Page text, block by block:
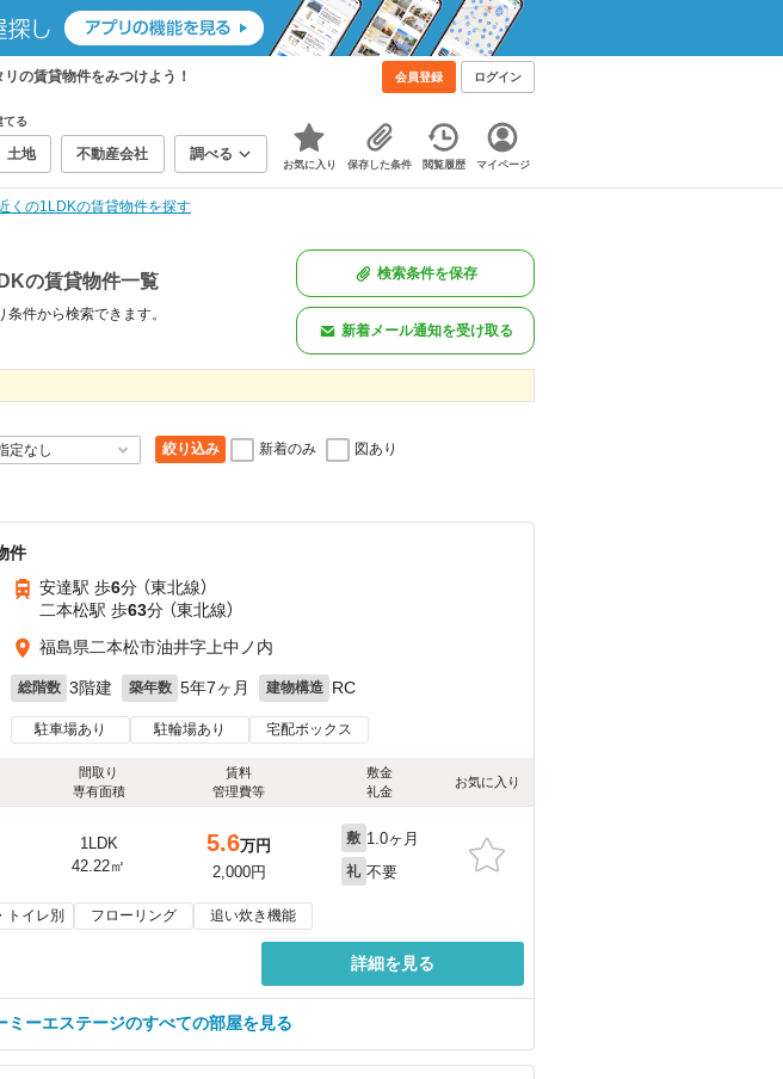
の賃貸物件をみつけよう！ 会員登録 ログイン
てる
土地 不動産会社 調べる
お気に入り 保存した条件 閲覧履歴 マイページ
くの1LDKの賃貸物件を探す
の賃貸物件一覧
件から検索できます。
検索条件を保存
新着メール通知を受け取る
絞り込み 新着のみ 図あり
件
安達駅 歩6分 （東北線）
二本松駅 歩63分 （東北線）
福島県二本松市油井字上中ノ内
総階数 3階建 築年数 5年7ヶ月 建物構造 RC
駐車場あり 駐輪場あり 宅配ボックス
間取り
専有面積
賃料
管理費等
敷金
礼金
お気に入り
1LDK
42.22㎡
5.6万円
2,000円
敷 1.0ヶ月
礼 不要
トイレ別 フローリング 追い炊き機能
詳細を見る
ミーエステージのすべての部屋を見る